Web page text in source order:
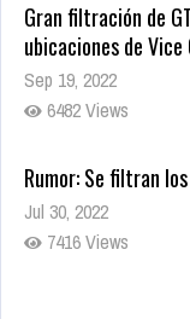
Gran filtración de
ubicaciones de
Sep 19, 2022
6482 Views
Rumor: Se filtran
Jul 30, 2022
7416 Views